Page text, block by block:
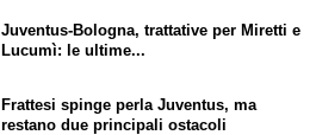
Juventus-Bologna, trattative per Miretti e
Lucumì: le ultime...
Frattesi spinge perla Juventus, ma
restano due principali ostacoli